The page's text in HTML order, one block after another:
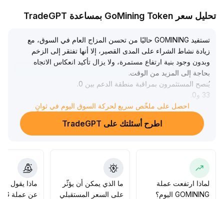
تحليل سعر GoMining Token بمساعدة TradeGPT
تستفيد GOMINING حاليًا من تحسن المزاج العام في السوق، مع
زيادة نشاط الشراء على المدى القصير، إلا أنها تفتقر إلى الزخم
وبدون وجود بنية ارتفاع مستمرة، ولا يزال تأكيد انعكاس الاتجاه
بحاجة إلى المزيد من الوقت.
يُنصح المستثمرون بمراقبة منطقة الدعم بين 0
.
33 و0
37 دولار وتغيرات حجم التداول، وعدم مطاردة الأسعار المرتفعة
دون اختراق واضح
يجب التركيز على إدارة مخاطر التراجع في الأسواق المتذبذبة
احصل على ملخّص سريع لحركة السوق اليوم في ثوانٍ
اطرح أسئلتك على TradeGPT
لماذا ارتفعت عملة
GOMINING اليوم؟
ما الذي يمكن أن يؤثّر
على السعر المستقبلي
ماذا يقول
عن عملة GOMINING؟